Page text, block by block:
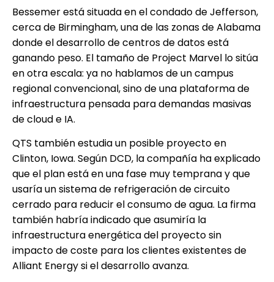
Bessemer está situada en el condado de Jefferson,
cerca de Birmingham, una de las zonas de Alabama
donde el desarrollo de centros de datos está
ganando peso. El tamaño de Project Marvel lo sitúa
en otra escala: ya no hablamos de un campus
regional convencional, sino de una plataforma de
infraestructura pensada para demandas masivas
de cloud e IA.
QTS también estudia un posible proyecto en
Clinton, Iowa. Según DCD, la compañía ha explicado
que el plan está en una fase muy temprana y que
usaría un sistema de refrigeración de circuito
cerrado para reducir el consumo de agua. La firma
también habría indicado que asumiría la
infraestructura energética del proyecto sin
impacto de coste para los clientes existentes de
Alliant Energy si el desarrollo avanza.